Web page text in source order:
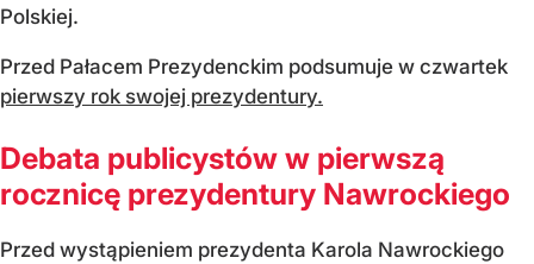
Polskiej.
Przed Pałacem Prezydenckim podsumuje w czwartek
pierwszy rok swojej prezydentury.
Debata publicystów w pierwszą
rocznicę prezydentury Nawrockiego
Przed wystąpieniem prezydenta Karola Nawrockiego